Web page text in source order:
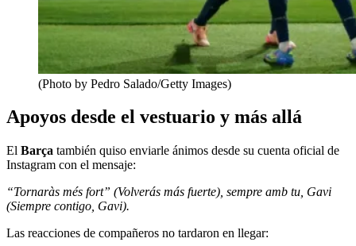
(Photo by Pedro Salado/Getty Images)
Apoyos desde el vestuario y más allá
El Barça también quiso enviarle ánimos desde su cuenta oficial de
Instagram con el mensaje:
“Tornaràs més fort” (Volverás más fuerte), sempre amb tu, Gavi
(Siempre contigo, Gavi).
Las reacciones de compañeros no tardaron en llegar: